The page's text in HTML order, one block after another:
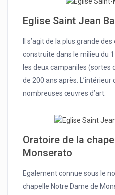
Eglise Saint Jean
Il s’agit de la plus grande
construite dans le milieu du
les deux campaniles (sortes
de 200 ans après. L’intérieur
nombreuses œuvres d’art.
Oratoire de la
Monserato
Egalement connue sous le
chapelle Notre Dame de